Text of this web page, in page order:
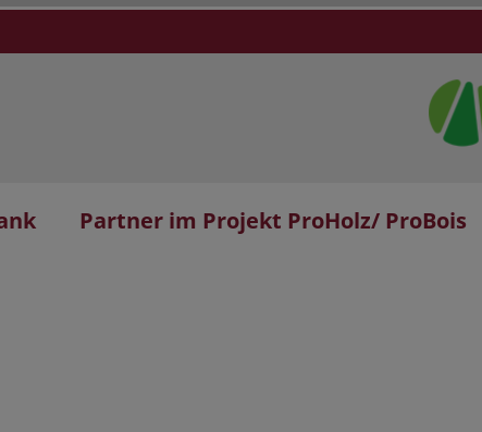
Partner im Projekt ProHolz/ ProBois